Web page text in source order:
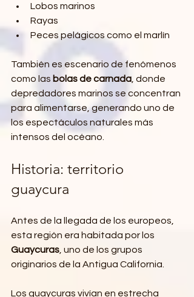
Lobos marinos
Rayas
Peces pelágicos como el marlín
También es escenario de fenómenos
como las bolas de carnada , donde
depredadores marinos se concentran
para alimentarse, generando uno de
los espectáculos naturales más
intensos del océano.
Historia: territorio
guaycura
Antes de la llegada de los europeos,
esta región era habitada por los
Guaycuras , uno de los grupos
originarios de la Antigua California.
Los guaycuras vivían en estrecha